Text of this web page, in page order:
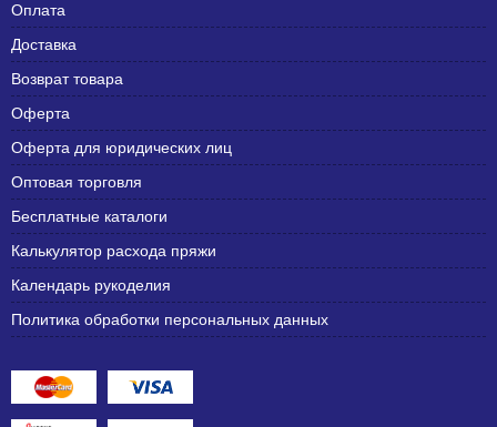
Оплата
Доставка
Возврат товара
Оферта
Оферта для юридических лиц
Оптовая торговля
Бесплатные каталоги
Калькулятор расхода пряжи
Календарь рукоделия
Политика обработки персональных данных